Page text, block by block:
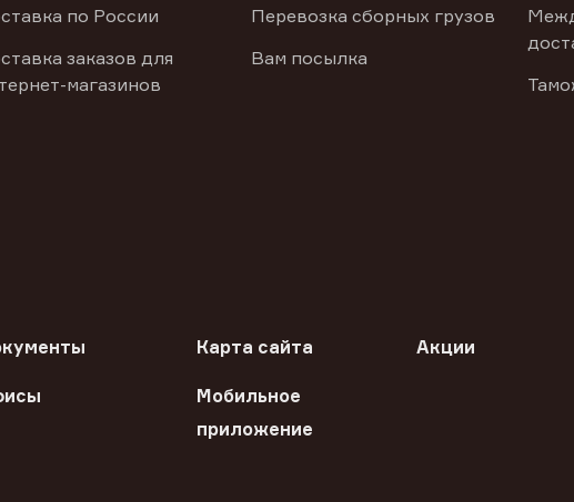
по России
заказов для
магазинов
Перевозка сборных грузов
Вам посылка
Карта сайта Акции
Мобильное
приложение